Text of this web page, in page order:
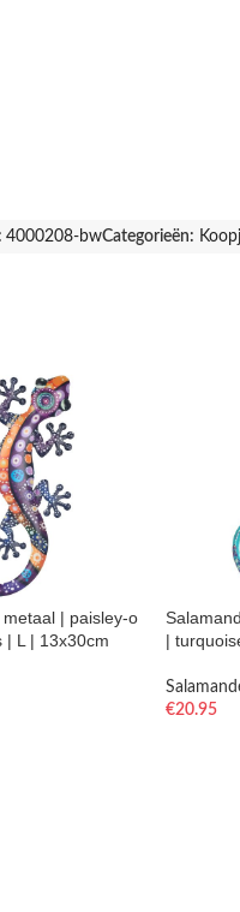
4000208-bwCategorieën:
| paisley-o
| L | 13x30cm
|
€20.95